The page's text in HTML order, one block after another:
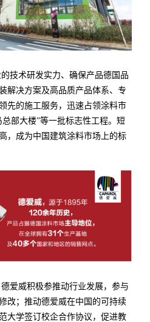
技术研发实力、确保产品德国品
解决方案及高品质产品体系、专
先的施工服务，迅速占领涂料市
部大楼”等一批标志性工程。短
，成为中国建筑涂料市场上的标
爱威积极参推动行业发展，参与
改；推动德爱威在中国的可持续
大学签订校企合作协议，促进教